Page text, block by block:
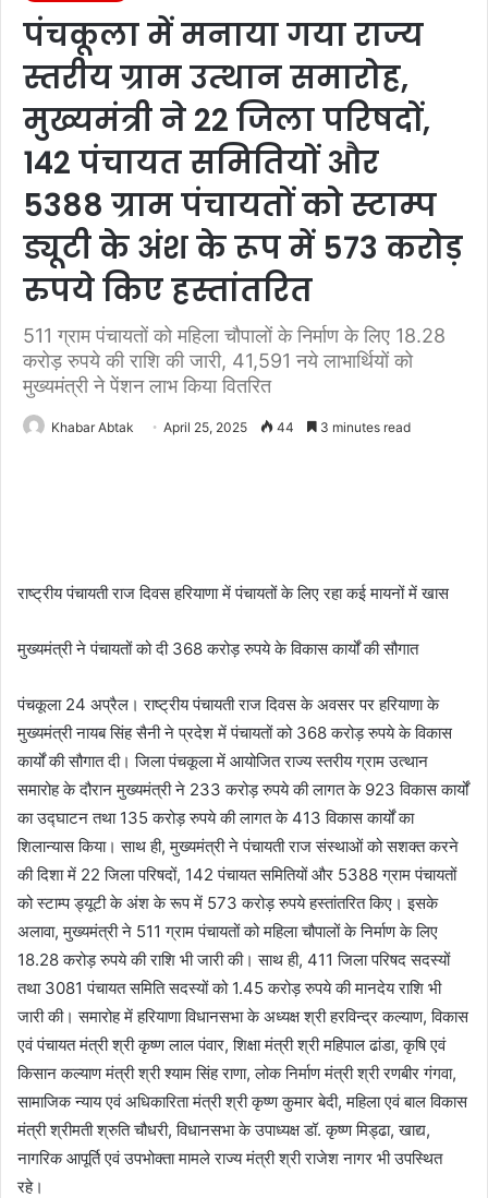
पंचकूला में मनाया गया राज्य
स्तरीय ग्राम उत्थान समारोह,
मुख्यमंत्री ने 22 जिला परिषदों,
142 पंचायत समितियों और
5388 ग्राम पंचायतों को स्टाम्प
ड्यूटी के अंश के रूप में 573 करोड़
रुपये किए हस्तांतरित
511 ग्राम पंचायतों को महिला चौपालों के निर्माण के लिए 18.28
करोड़ रुपये की राशि की जारी, 41,591 नये लाभार्थियों को
मुख्यमंत्री ने पेंशन लाभ किया वितरित
Khabar Abtak April 25, 2025 44 3 minutes read
राष्ट्रीय पंचायती राज दिवस हरियाणा में पंचायतों के लिए रहा कई मायनों में खास
मुख्यमंत्री ने पंचायतों को दी 368 करोड़ रुपये के विकास कार्यों की सौगात
पंचकूला 24 अप्रैल। राष्ट्रीय पंचायती राज दिवस के अवसर पर हरियाणा के
मुख्यमंत्री नायब सिंह सैनी ने प्रदेश में पंचायतों को 368 करोड़ रुपये के विकास
कार्यों की सौगात दी। जिला पंचकूला में आयोजित राज्य स्तरीय ग्राम उत्थान
समारोह के दौरान मुख्यमंत्री ने 233 करोड़ रुपये की लागत के 923 विकास कार्यों
का उद्घाटन तथा 135 करोड़ रुपये की लागत के 413 विकास कार्यों का
शिलान्यास किया। साथ ही, मुख्यमंत्री ने पंचायती राज संस्थाओं को सशक्त करने
की दिशा में 22 जिला परिषदों, 142 पंचायत समितियों और 5388 ग्राम पंचायतों
को स्टाम्प ड्यूटी के अंश के रूप में 573 करोड़ रुपये हस्तांतरित किए। इसके
अलावा, मुख्यमंत्री ने 511 ग्राम पंचायतों को महिला चौपालों के निर्माण के लिए
18.28 करोड़ रुपये की राशि भी जारी की। साथ ही, 411 जिला परिषद सदस्यों
तथा 3081 पंचायत समिति सदस्यों को 1.45 करोड़ रुपये की मानदेय राशि भी
जारी की। समारोह में हरियाणा विधानसभा के अध्यक्ष श्री हरविन्द्र कल्याण, विकास
एवं पंचायत मंत्री श्री कृष्ण लाल पंवार, शिक्षा मंत्री श्री महिपाल ढांडा, कृषि एवं
किसान कल्याण मंत्री श्री श्याम सिंह राणा, लोक निर्माण मंत्री श्री रणबीर गंगवा,
सामाजिक न्याय एवं अधिकारिता मंत्री श्री कृष्ण कुमार बेदी, महिला एवं बाल विकास
मंत्री श्रीमती श्रुति चौधरी, विधानसभा के उपाध्यक्ष डॉ. कृष्ण मिड्ढा, खाद्य,
नागरिक आपूर्ति एवं उपभोक्ता मामले राज्य मंत्री श्री राजेश नागर भी उपस्थित
रहे।